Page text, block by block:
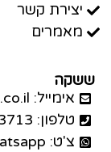
יצירת קשר
מאמרים
ששקה
אימייל: contact@shashka.co.il
טלפון: 055-9893713
צ'ט: whatsapp